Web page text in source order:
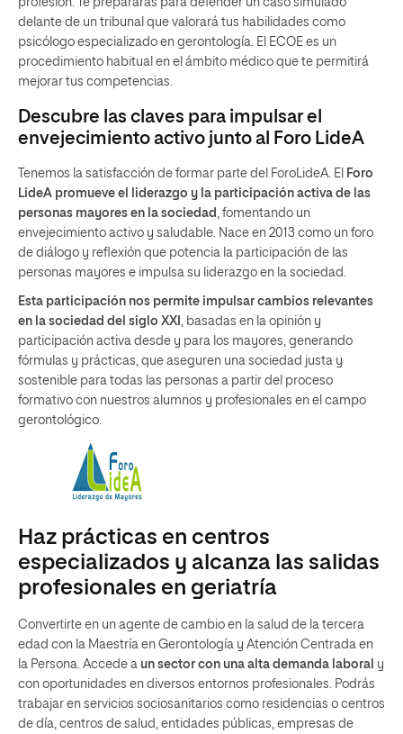
profesión. Te prepararás para defender un caso simulado
delante de un tribunal que valorará tus habilidades como
psicólogo especializado en gerontología. El ECOE es un
procedimiento habitual en el ámbito médico que te permitirá
mejorar tus competencias.
Descubre las claves para impulsar el
envejecimiento activo junto al Foro LideA
Tenemos la satisfacción de formar parte del ForoLideA. El Foro
LideA promueve el liderazgo y la participación activa de las
personas mayores en la sociedad, fomentando un
envejecimiento activo y saludable. Nace en 2013 como un foro
de diálogo y reflexión que potencia la participación de las
personas mayores e impulsa su liderazgo en la sociedad.
Esta participación nos permite impulsar cambios relevantes
en la sociedad del siglo XXI , basadas en la opinión y
participación activa desde y para los mayores, generando
fórmulas y prácticas, que aseguren una sociedad justa y
sostenible para todas las personas a partir del proceso
formativo con nuestros alumnos y profesionales en el campo
gerontológico.
Haz prácticas en centros
especializados y alcanza las salidas
profesionales en geriatría
Convertirte en un agente de cambio en la salud de la tercera
edad con la Maestría en Gerontología y Atención Centrada en
la Persona. Accede a un sector con una alta demanda laboral y
con oportunidades en diversos entornos profesionales. Podrás
trabajar en servicios sociosanitarios como residencias o centros
de día, centros de salud, entidades públicas, empresas de